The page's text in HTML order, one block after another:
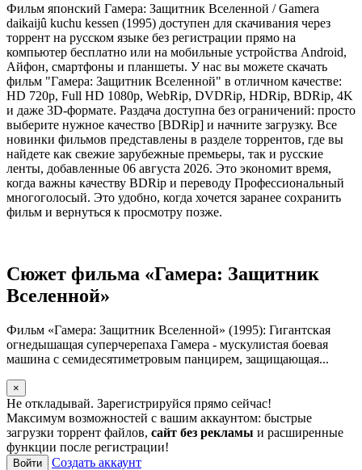
Фильм японский Гамера: Защитник Вселенной / Gamera
daikaijû kuchu kessen (1995) доступен для скачивания через
торрент на русском языке без регистрации прямо на
компьютер бесплатно или на мобильные устройства Android,
Айфон, смартфоны и планшеты. У нас вы можете скачать
фильм "Гамера: Защитник Вселенной" в отличном качестве:
HD 720p, Full HD 1080p, WebRip, DVDRip, HDRip, BDRip, 4K
и даже 3D-формате. Раздача доступна без ограничений: просто
выберите нужное качество [BDRip] и начните загрузку. Все
новинки фильмов представлены в разделе торрентов, где вы
найдете как свежие зарубежные премьеры, так и русские
ленты, добавленные 06 августа 2026. Это экономит время,
когда важны качеству BDRip и переводу Профессиональный
многоголосый. Это удобно, когда хочется заранее сохранить
фильм и вернуться к просмотру позже.
Сюжет фильма «Гамера: Защитник
Вселенной»
Фильм «Гамера: Защитник Вселенной» (1995): Гигантская
огнедышащая суперчерепаха Гамера - мускулистая боевая
машина с семидесятиметровым панцирем, защищающая...
×
Не откладывай. Зарегистрируйся прямо сейчас!
Максимум возможностей с вашим аккаунтом: быстрые
загрузки торрент файлов, сайт без рекламы и расширенные
функции после регистрации!
Войти Создать аккаунт